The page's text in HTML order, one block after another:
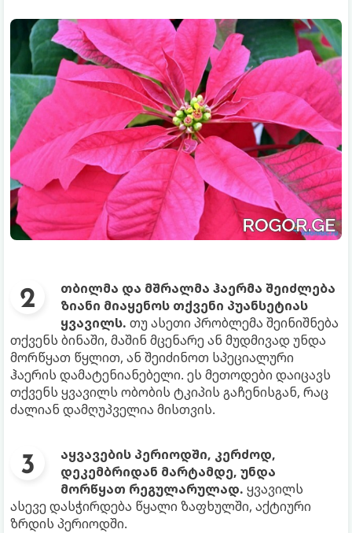
თბილმა და მშრალმა ჰაერმა შეიძლება
ზიანი მიაყენოს თქვენი პუანსეტიას
ყვავილს. თუ ასეთი პრობლემა შეინიშნება
თქვენს ბინაში, მაშინ მცენარე ან მუდმივად უნდა
მორწყათ წყლით, ან შეიძინოთ სპეციალური
ჰაერის დამატენიანებელი. ეს მეთოდები დაიცავს
თქვენს ყვავილს ობობის ტკიპის გაჩენისგან, რაც
ძალიან დამღუპველია მისთვის.
აყვავების პერიოდში, კერძოდ,
დეკემბრიდან მარტამდე, უნდა
მორწყათ რეგულარულად. ყვავილს
ასევე დასჭირდება წყალი ზაფხულში, აქტიური
ზრდის პერიოდში.